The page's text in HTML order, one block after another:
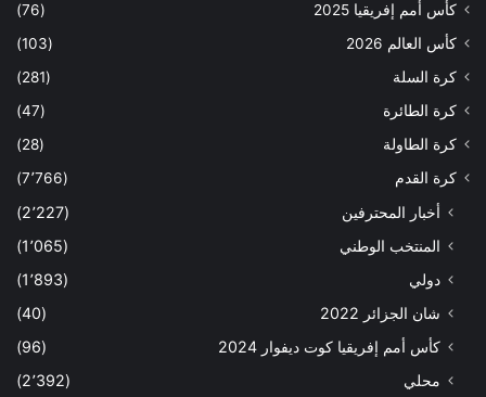
كأس أمم إفريقيا 2025
(76)
كأس العالم 2026
(103)
كرة السلة
(281)
كرة الطائرة
(47)
كرة الطاولة
(28)
كرة القدم
(7٬766)
أخبار المحترفين
(2٬227)
المنتخب الوطني
(1٬065)
دولي
(1٬893)
شان الجزائر 2022
(40)
كأس أمم إفريقيا كوت ديفوار 2024
(96)
محلي
(2٬392)